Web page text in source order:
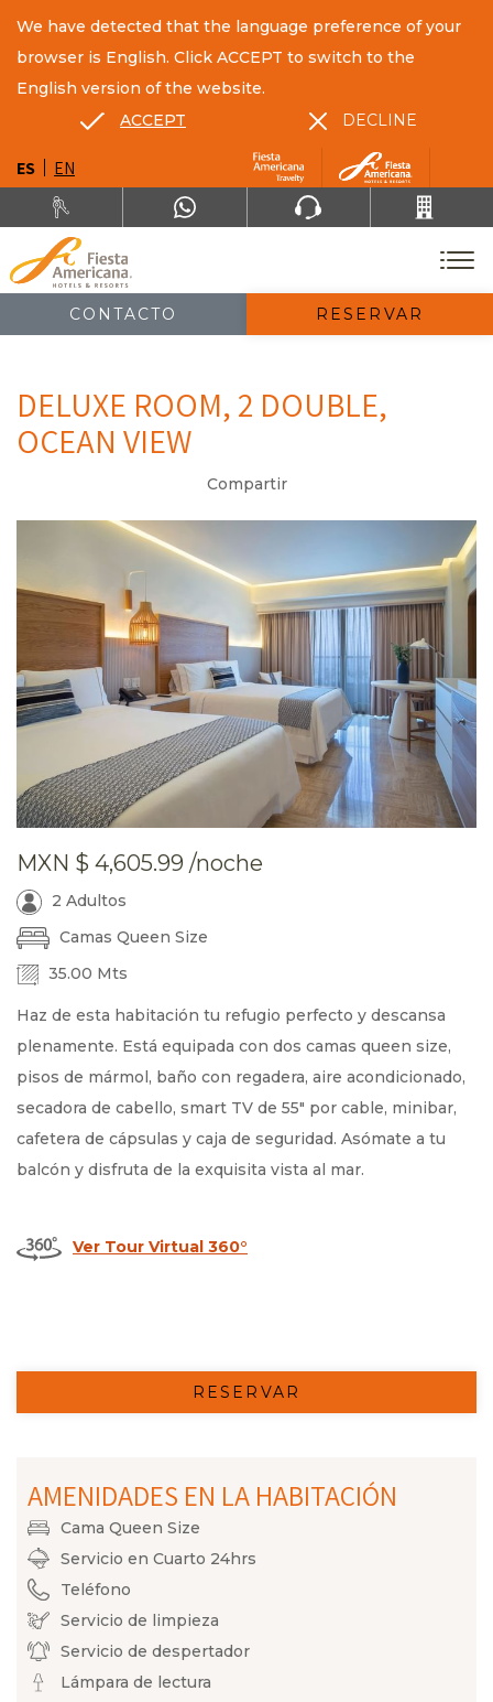
ES EN
CONTACTO RESERVAR
We have detected that the language preference of your
browser is English. Click ACCEPT to switch to the
English version of the website.
ACCEPT
DECLINE
DELUXE ROOM, 2 DOUBLE,
OCEAN VIEW
Compartir
MXN $ 4,605.99 /noche
2 Adultos
Camas Queen Size
35.00 Mts
Haz de esta habitación tu refugio perfecto y descansa
plenamente. Está equipada con dos camas queen size,
pisos de mármol, baño con regadera, aire acondicionado,
secadora de cabello, smart TV de 55" por cable, minibar,
cafetera de cápsulas y caja de seguridad. Asómate a tu
balcón y disfruta de la exquisita vista al mar.
Ver Tour Virtual 360°
RESERVAR
AMENIDADES EN LA HABITACIÓN
Cama Queen Size
Servicio en Cuarto 24hrs
Teléfono
Servicio de limpieza
Servicio de despertador
Lámpara de lectura